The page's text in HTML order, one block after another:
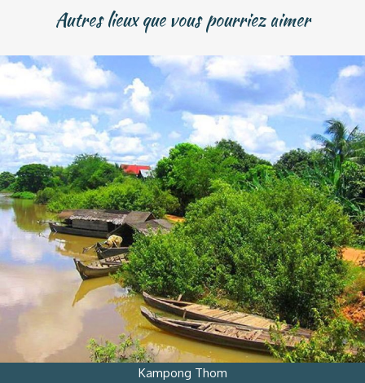
Autres lieux que vous pourriez aimer
Kampong Thom